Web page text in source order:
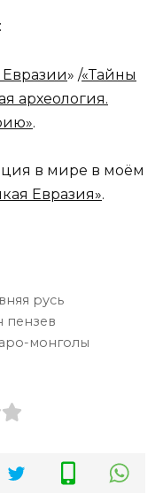
» /«Тайны
археология.
.
в мире в моём
Евразия».
русь
пензев
монголы